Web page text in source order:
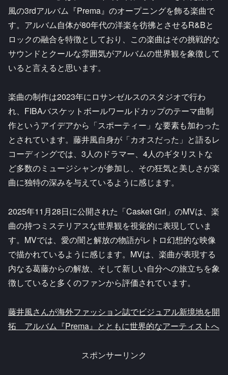
風の3rdアルバム『Prema』のオープニングを飾る楽曲で
す。アルバム自体が80年代の洋楽を彷彿とさせるR&Bと
ロックの融合を特徴としており、この楽曲はその挑戦的な
サウンドとクールな雰囲気がアルバムの世界観を象徴して
いると言えると思います。
楽曲の制作は2023年にロサンゼルスのスタジオで行わ
れ、FIBAバスケットボールワールドカップのテーマ曲制
作というアイデアから「スポーティー」な要素も加わった
とされています。藤井風自身が「カオスだった」と語るレ
コーディングでは、3人のドラマー、4人のギタリストな
ど多数のミュージシャンが参加し、その狂気と美しさが楽
曲に独特の深みを与えているように感じます。
2025年11月28日に公開された「Casket Girl」のMVは、楽
曲の持つミステリアスな世界観を視覚的に表現していま
す。MVでは、愛の闇と解放の物語がレトロ幻想的な映像
で描かれているように感じます。MVは、楽曲が表現する
内なる葛藤からの解放、そして新しい自分への旅立ちを象
徴していると多くのファンから評価されています。
藤井風さんが海外ファッション誌でビジュアル新境地を開
拓 アルバム『Prema』とともに世界的なアーティストへ
スポンサーリンク